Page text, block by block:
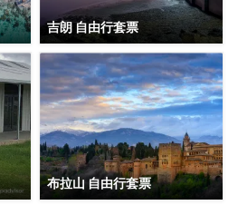
吉朗 自由行套票
布拉山 自由行套票